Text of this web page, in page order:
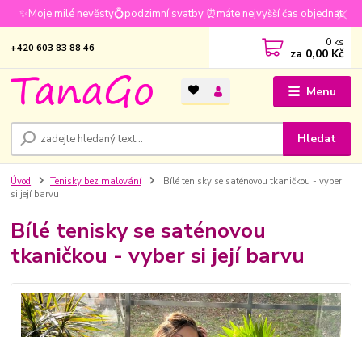
✨Moje milé nevěsty💍podzimní svatby ⏰máte nejvyšší čas objednat
Menu
Hledat
+420 603 83 88 46 0 ks
za 0,00 Kč
Úvod Tenisky bez malování
Bílé tenisky se saténovou tkaničkou - vyber
si její barvu
Bílé tenisky se saténovou
tkaničkou - vyber si její barvu